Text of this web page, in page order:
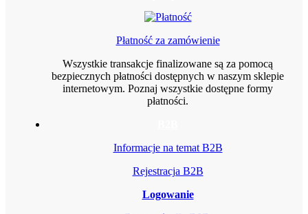
Płatność za zamówienie
Wszystkie transakcje finalizowane są za pomocą
bezpiecznych płatności dostępnych w naszym sklepie
internetowym. Poznaj wszystkie dostępne formy
płatności.
Informacje na temat B2B
Rejestracja B2B
Logowanie